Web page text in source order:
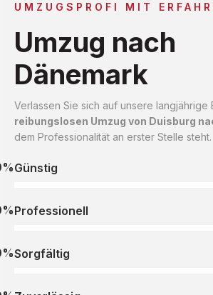
UMZUGSPROFI MIT
Umzug nach
Dänemark
Verlassen Sie sich auf unsere langjährige
reibungslosen Umzug von Duisburg
dem Professionalität an erster Stelle steht.
Günstig
Professionell
Sorgfältig